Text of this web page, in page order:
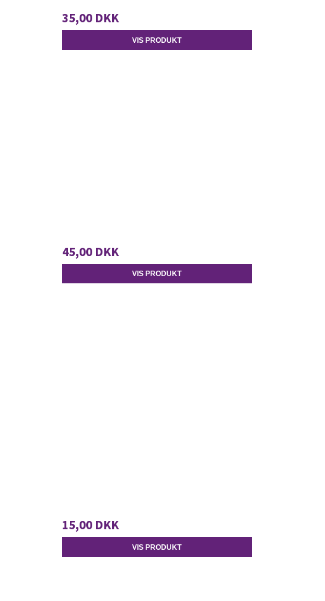
35,00 DKK
VIS PRODUKT
45,00 DKK
VIS PRODUKT
15,00 DKK
VIS PRODUKT